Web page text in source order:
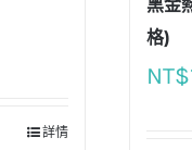
詳情
黑金
格)
NT$